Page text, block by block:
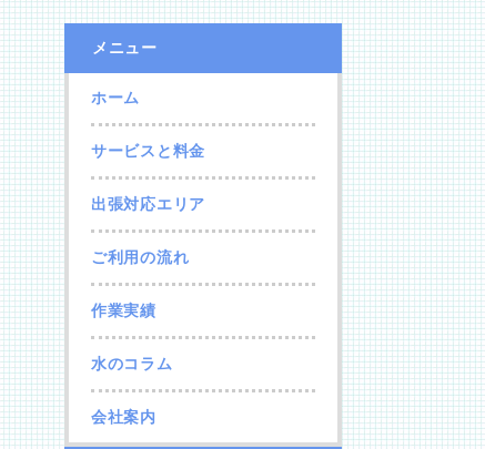
メニュー
ホーム
サービスと料金
出張対応エリア
ご利用の流れ
作業実績
水のコラム
会社案内